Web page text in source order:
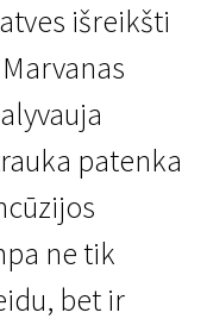
išreikšti
patenka
ne tik
bet ir